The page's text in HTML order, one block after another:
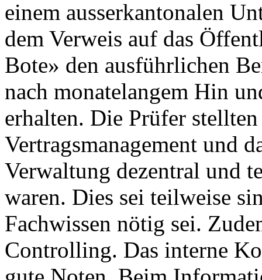
einem ausserkantonalen
dem Verweis auf das
Bote» den ausführlichen
nach monatelangem Hin
erhalten. Die Prüfer stellten
Vertragsmanagement und
Verwaltung dezentral und
waren. Dies sei teilweise
Fachwissen nötig sei.
Controlling. Das interne